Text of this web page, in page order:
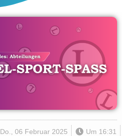
Do., 06 Februar 2025 Um 16:31